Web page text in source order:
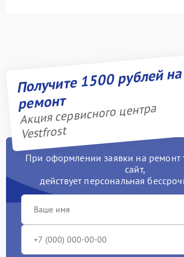
Получите 1500 рублей на
ремонт
Акция сервисного центра
Vestfrost
При оформлении заявки на ремонт
сайт,
действует персональная